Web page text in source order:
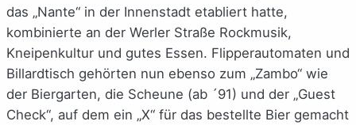
das „Nante“ in der Innenstadt etabliert hatte,
kombinierte an der Werler Straße Rockmusik,
Kneipenkultur und gutes Essen. Flipperautomaten und
Billardtisch gehörten nun ebenso zum „Zambo“ wie
der Biergarten, die Scheune (ab ´91) und der „Guest
Check“, auf dem ein „X“ für das bestellte Bier gemacht